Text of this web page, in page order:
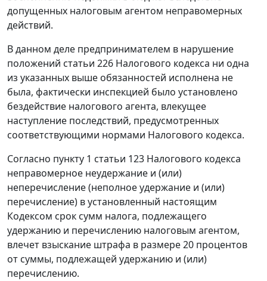
допущенных налоговым агентом неправомерных
действий.
В данном деле предпринимателем в нарушение
положений статьи 226 Налогового кодекса ни одна
из указанных выше обязанностей исполнена не
была, фактически инспекцией было установлено
бездействие налогового агента, влекущее
наступление последствий, предусмотренных
соответствующими нормами Налогового кодекса.
Согласно пункту 1 статьи 123 Налогового кодекса
неправомерное неудержание и (или)
неперечисление (неполное удержание и (или)
перечисление) в установленный настоящим
Кодексом срок сумм налога, подлежащего
удержанию и перечислению налоговым агентом,
влечет взыскание штрафа в размере 20 процентов
от суммы, подлежащей удержанию и (или)
перечислению.